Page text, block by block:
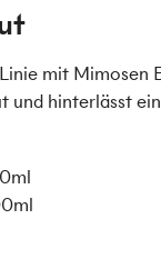
mit Mimosen
und hinterlässt